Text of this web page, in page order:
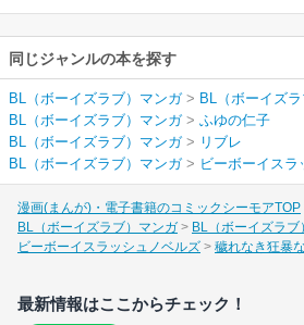
同じジャンルの本を探す
BL（ボーイズラブ）マンガ> BL（ボーイズ
BL（ボーイズラブ）マンガ> ふゆの仁子
BL（ボーイズラブ）マンガ> リブレ
BL（ボーイズラブ）マンガ> ビーボーイス
漫画(まんが)・電子書籍のコミックシーモアTOP
BL（ボーイズラブ）マンガ
BL（ボーイズラブ
ビーボーイスラッシュノベルズ
穢れなき狂暴
最新情報はここからチェック！